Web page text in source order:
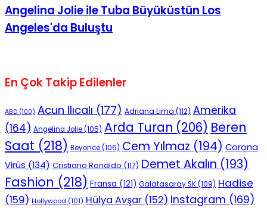
Angelina Jolie ile Tuba Büyüküstün Los
Angeles'da Buluştu
En Çok Takip Edilenler
ABD (100) Acun Ilıcalı (177) Adriana Lima (112) Amerika
(164) Angelina Jolie(105) Arda Turan (206) Beren
Saat (218) Beyonce(106) Cem Yılmaz (194) Corona
Virüs (134) Cristiano Ronaldo (117) Demet Akalın (193)
Fashion (218) Fransa (121) Galatasaray SK(109) Hadise
(159) Hollywood (101) Hülya Avşar (152) Instagram (169)